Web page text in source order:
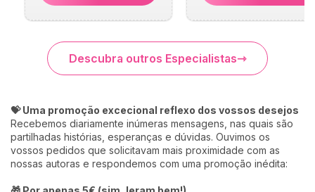
Descubra outros Especialistas
💝 Uma promoção excecional reflexo dos vossos desejos
Recebemos diariamente inúmeras mensagens, nas quais são
partilhadas histórias, esperanças e dúvidas. Ouvimos os
vossos pedidos que solicitavam mais proximidade com as
nossas autoras e respondemos com uma promoção inédita: